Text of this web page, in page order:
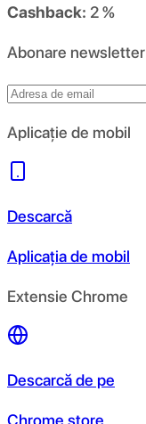
Cashback: 2 %
Abonare newsletter
Aplicație de mobil
Descarcă
Aplicația de mobil
Extensie Chrome
Descarcă de pe
Chrome store